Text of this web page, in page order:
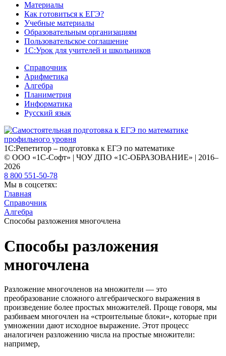
Материалы
Как готовиться к ЕГЭ?
Учебные материалы
Образовательным организациям
Пользовательское соглашение
1С:Урок для учителей и школьников
Справочник
Арифметика
Алгебра
Планиметрия
Информатика
Русский язык
1С:Репетитор – подготовка к ЕГЭ по математике
© ООО «1С-Софт» | ЧОУ ДПО «1С-ОБРАЗОВАНИЕ» | 2016–
2026
8 800 551-50-78
Мы в соцсетях:
Главная
Справочник
Алгебра
Способы разложения многочлена
Способы разложения
многочлена
Разложение многочленов на множители — это
преобразование сложного алгебраического выражения в
произведение более простых множителей. Проще говоря, мы
разбиваем многочлен на «строительные блоки», которые при
умножении дают исходное выражение. Этот процесс
аналогичен разложению числа на простые множители:
например,